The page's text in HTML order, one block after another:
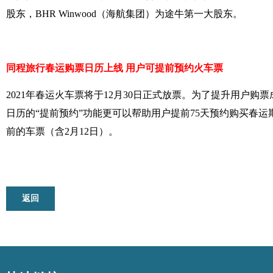
股东，BHR Winwood（海航集团）为途牛第一大股东。
同程旅行春运购票日历上线 用户可提前预约火车票
2021年春运火车票将于12月30日正式放票。为了提升用户购
日历的“提前预约”功能更可以帮助用户提前75天预约购买春
前的车票（含2月12日）。
返回